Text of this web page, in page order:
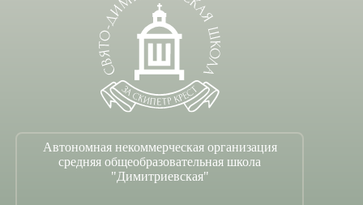
Автономная некоммерческая организация
средняя общеобразовательная школа
"Димитриевская"